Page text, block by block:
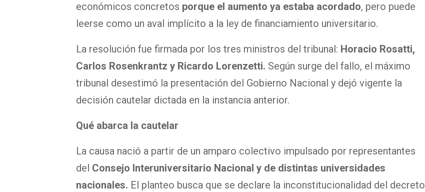
económicos concretos porque el aumento ya estaba acordado, pero puede
leerse como un aval implícito a la ley de financiamiento universitario.
La resolución fue firmada por los tres ministros del tribunal: Horacio Rosatti,
Carlos Rosenkrantz y Ricardo Lorenzetti. Según surge del fallo, el máximo
tribunal desestimó la presentación del Gobierno Nacional y dejó vigente la
decisión cautelar dictada en la instancia anterior.
Qué abarca la cautelar
La causa nació a partir de un amparo colectivo impulsado por representantes
del Consejo Interuniversitario Nacional y de distintas universidades
nacionales. El planteo busca que se declare la inconstitucionalidad del decreto